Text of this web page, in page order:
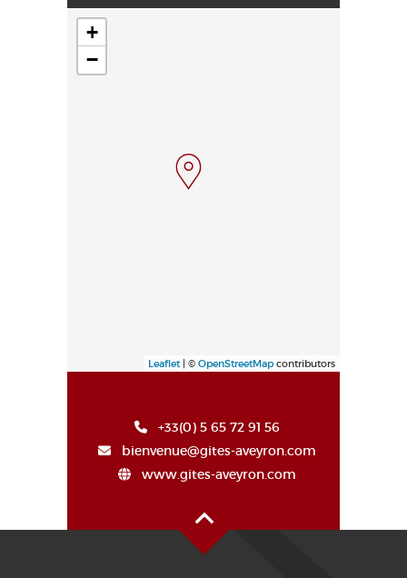
+
−
Leaflet| © OpenStreetMap contributors
+33(0) 5 65 72 91 56
bienvenue@gites-aveyron.com
www.gites-aveyron.com